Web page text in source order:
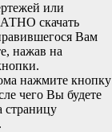
или
скачать
Вам
нажав на
нажмите кнопку
чего Вы будете
страницу